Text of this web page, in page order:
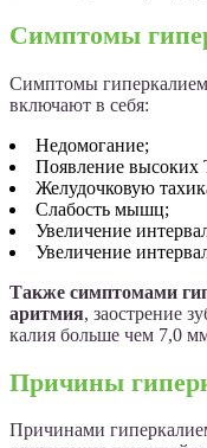
Симптомы
Симптомы
включают в себя:
Недомогание;
Появление
Желудочковую
Слабость мышц;
Увеличение
Увеличение
Также симптомами
аритмия, заострение
калия больше чем 7,0
Причины
Причинами